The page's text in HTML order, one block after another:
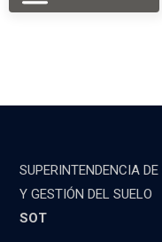
SUPERINTENDENCIA
Y GESTIÓN DEL SUELO
SOT